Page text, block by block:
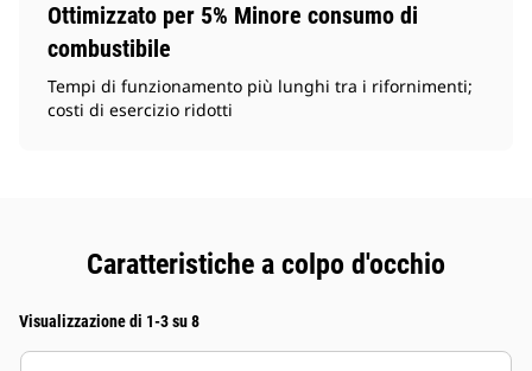
Ottimizzato per 5% Minore consumo di
combustibile
Tempi di funzionamento più lunghi tra i rifornimenti;
costi di esercizio ridotti
Caratteristiche a colpo d'occhio
Visualizzazione di 1-3 su 8